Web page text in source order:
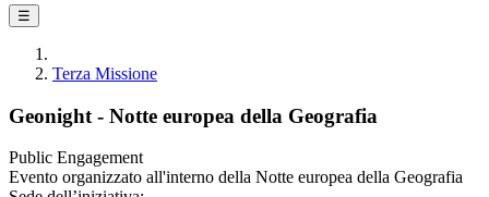
☰
Terza Missione
Geonight - Notte europea della Geografia
Public Engagement
Evento organizzato all'interno della Notte europea della Geografia